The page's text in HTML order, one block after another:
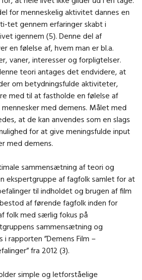
for menneskelig aktivitet dannes en
tet gennem erfaringer skabt i
igennem (5). Denne del af
en følelse af, hvem man er bl.a.
vaner, interesser og forpligtelser.
teori antages det endvidere, at
om betydningsfulde aktiviteter,
med til at fastholde en følelse af
med demens. Målet med
at de kan anvendes som en slags
for at give meningsfulde input
med demens.
sammensætning af teori og
ekspertgruppe af fagfolk samlet for at
til indholdet og brugen af film
af førende fagfolk inden for
folk med særlig fokus på
sammensætning og
i rapporten ”Demens Film –
fra 2012 (3).
simple og letforståelige